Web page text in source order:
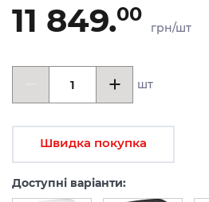
11 849.00
грн/шт
шт
Швидка покупка
Доступні варіанти: